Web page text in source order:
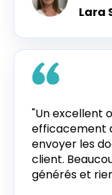
Lara
"Un excellent
efficacement
envoyer les
client.
générés et